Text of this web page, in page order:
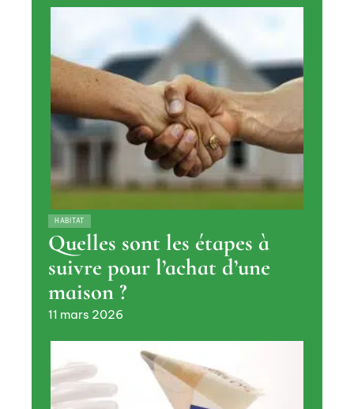
HABITAT
Quelles sont les étapes à
suivre pour l’achat d’une
maison ?
11 mars 2026